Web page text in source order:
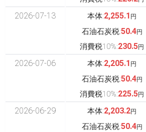
2026-07-13 本体:2,255.1 円
石油石炭税:50.4円
消費税10%:230.5円
2026-07-06 本体:2,205.1 円
石油石炭税:50.4円
消費税10%:225.5円
2026-06-29 本体:2,203.2円
石油石炭税:50.4円